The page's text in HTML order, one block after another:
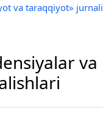
va taraqqiyot» jurnali
va